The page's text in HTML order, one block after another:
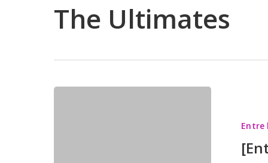
The Ultimates
cases]
Épisode
Entre